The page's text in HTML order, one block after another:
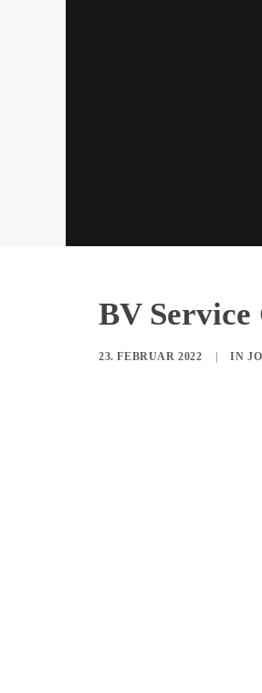
BV Service
23. FEBRUAR 2022 IN